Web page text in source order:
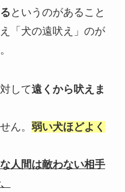
というのがあること
「犬の遠吠え」のが
して遠くから吠えま
ん。 弱い犬ほどよく
人間は敵わない相手